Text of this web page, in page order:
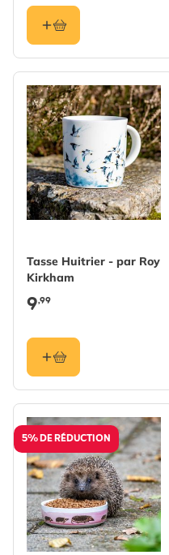
Tasse Huitrier - par Roy
Kirkham
9,99
5% DE RÉDUCTION